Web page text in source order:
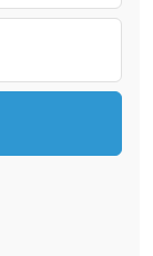
Desconto
Desconto